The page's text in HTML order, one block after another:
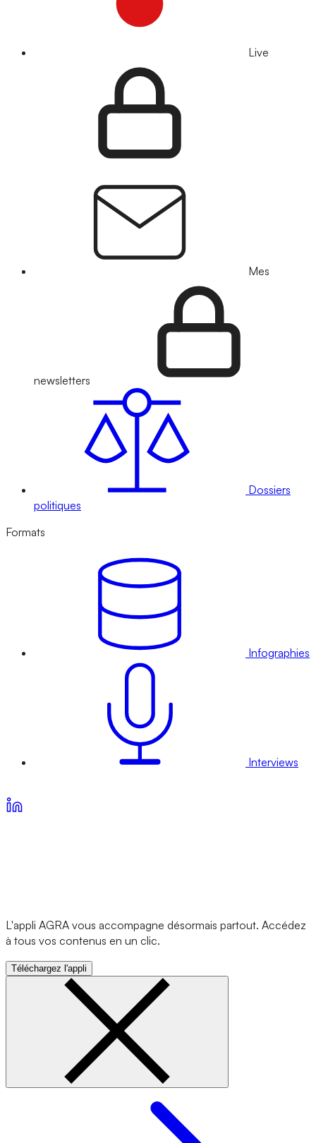
Live
Mes
newsletters
Dossiers
politiques
Formats
Infographies
Interviews
L'appli AGRA vous accompagne désormais partout. Accédez
à tous vos contenus en un clic.
Téléchargez l'appli